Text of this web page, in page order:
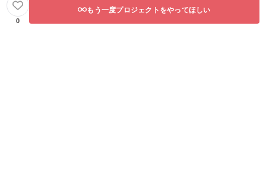
0
もう一度プロジェクトをやってほしい